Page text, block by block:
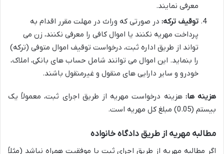
معرفی نمایند.
توقیف ترکه: در صورتی که وراث در مهلت مقرر اقدام به
پرداخت مهریه نکنند یا اموال کافی را معرفی نکنند، زن می
تواند از طریق اداره ثبت، درخواست توقیف اموال متوفی (ترکه)
را بنماید. این اموال می توانند شامل حساب های بانکی، املاک،
خودرو و سایر دارایی های منقول و غیرمنقول باشند.
هزینه ها: هزینه درخواست مهریه از طریق اجرای ثبت، معمولاً یک
بیستم (0.05) مبلغ کل مهریه است.
مطالبه مهریه از طریق دادگاه خانواده
اگر مطالبه مهریه از طریق اجرای ثبت با موفقیت همراه نباشد (مثلاً